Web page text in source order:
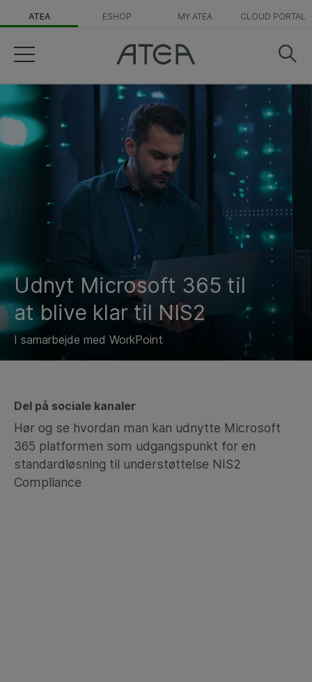
ATEA ESHOP MY ATEA CLOUD PORTAL
Udnyt Microsoft 365 til
at blive klar til NIS2
I samarbejde med WorkPoint
Hør og se hvordan man kan udnytte Microsoft
365 platformen som udgangspunkt for en
standardløsning til understøttelse NIS2
Compliance
Del på sociale kanaler